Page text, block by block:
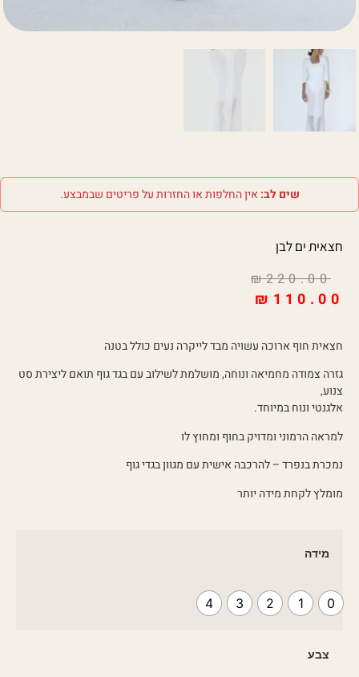
שים לב: אין החלפות או החזרות על פריטים שבמבצע.
חצאית ים לבן
₪220.00
₪ 110.00
חצאית חוף ארוכה עשויה מבד לייקרה נעים כולל בטנה
גזרה צמודה מחמיאה ונוחה, מושלמת לשילוב עם בגד גוף תואם ליצירת סט
צנוע,
אלגנטי ונוח במיוחד.
למראה הרמוני ומדויק בחוף ומחוץ לו
נמכרת בנפרד – להרכבה אישית עם מגוון בגדי גוף
מומלץ לקחת מידה יותר
מידה
0
1
2
3
4
צבע